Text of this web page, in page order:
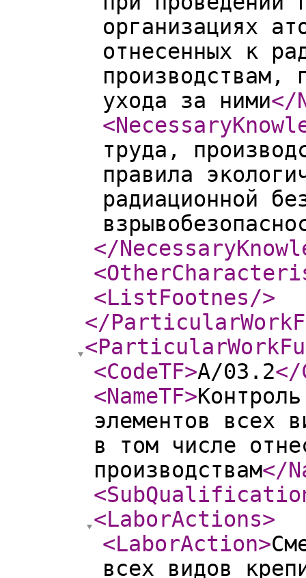
организациях
отнесенных к
производствам,
ухода за ними</
труда,
правила
радиационной
</
<ListFootnes/>
</
<CodeTF>A/03.2</
<NameTF>
элементов всех
в том числе
производствам</
<LaborActions>
<LaborAction>
всех видов